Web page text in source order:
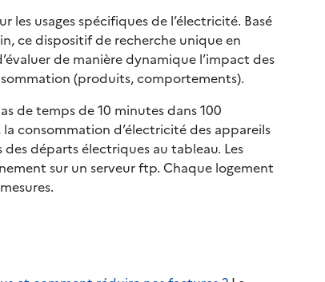
usages spécifiques de l’électricité. Basé
ce dispositif de recherche unique en
de manière dynamique l’impact des
(produits, comportements).
de temps de 10 minutes dans 100
consommation d’électricité des appareils
départs électriques au tableau. Les
sur un serveur ftp. Chaque logement